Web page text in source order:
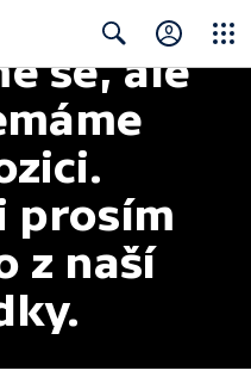
Search
se, ale
prosím
z naší